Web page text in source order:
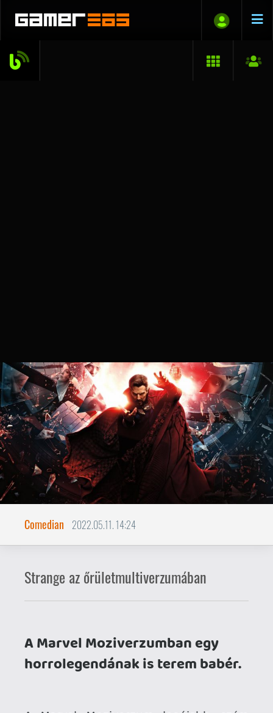
Comedian 2022.05.11. 14:24
Strange az őrületmultiverzumában
A Marvel Moziverzumban egy
horrolegendának is terem babér.
A Marvel Moziverzum legújabb, szám
Doctor Strange az őrület
multiverzumában -nal kapcsolatban –
koncepciójánál és rendezőjénél fogva –
lassacskán komolyabban beinduló
multiverzumos balhét tekintve vajon